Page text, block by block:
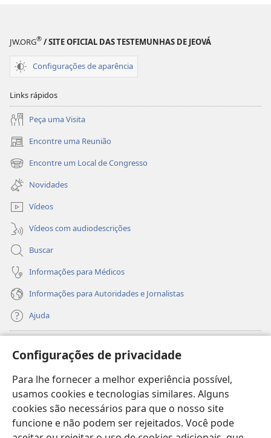
Configurações de privacidade
Para lhe fornecer a melhor experiência possível,
usamos cookies e tecnologias similares. Alguns
cookies são necessários para que o nosso site
funcione e não podem ser rejeitados. Você pode
JW.ORG® / SITE OFICIAL DAS TESTEMUNHAS DE JEOVÁ
Configurações de aparência
Links rápidos
Peça uma Visita
Encontre uma Reunião
(abre
nova
janela)
Encontre um Local de Congresso
(abre
nova
janela)
Novidades
Vídeos
Vídeos com audiodescrições
Buscar
Informações para Médicos
Informações para Autoridades e Jornalistas
Ajuda
(abre
nova
janela)
Biblioteca On-line da Torre de Vigia™
(abre
nova
janela)JW Hub
(abre
nova
janela)JW Library